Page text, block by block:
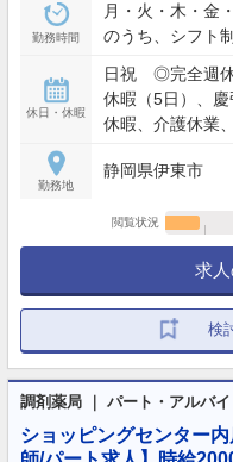
勤務時間
月・火・木・金・土
のうち、シフト
休日・休暇
日祝 ◎完全週休
休暇（5日）、
休暇、介護休業
勤務地
静岡県伊東市
閲覧状況
求
検
調剤薬局 ｜ パート・アルバイ
ショッピングセンター